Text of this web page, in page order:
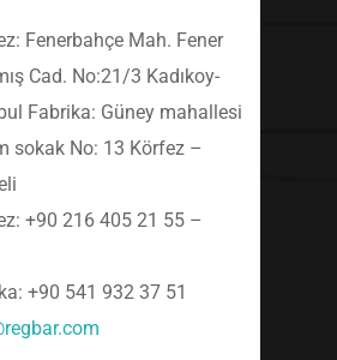
Fenerbahçe Mah. Fener
Cad. No:21/3 Kadıkoy-
Fabrika: Güney mahallesi
sokak No: 13 Körfez –
+90 216 405 21 55 –
+90 541 932 37 51